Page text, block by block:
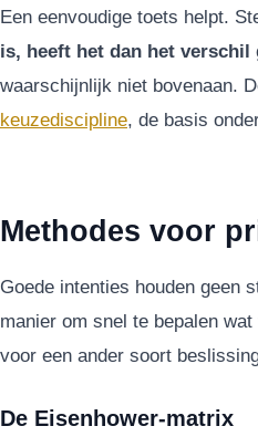
Een eenvoudige toets helpt.
is, heeft het dan het
waarschijnlijk niet bovenaan.
keuzediscipline, de basis
Methodes voor
Goede intenties houden geen
manier om snel te bepalen
voor een ander soort
De Eisenhower-matrix